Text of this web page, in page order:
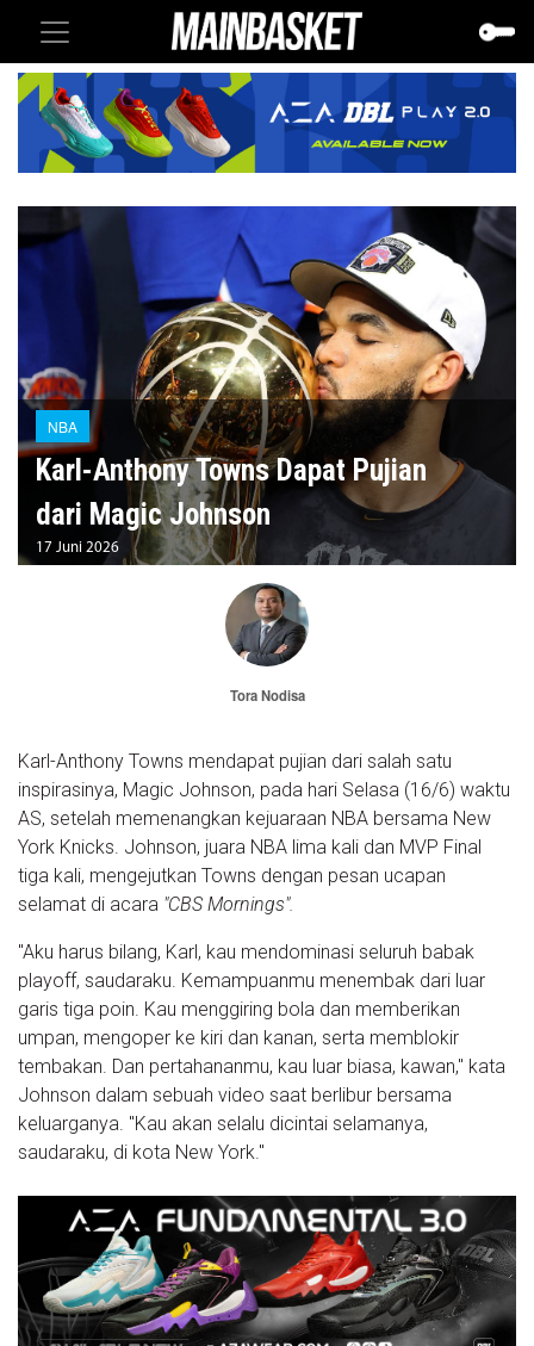
NBA
Karl-Anthony Towns Dapat Pujian
dari Magic Johnson
17 Juni 2026
Tora Nodisa
Karl-Anthony Towns mendapat pujian dari salah satu
inspirasinya, Magic Johnson, pada hari Selasa (16/6) waktu
AS, setelah memenangkan kejuaraan NBA bersama New
York Knicks. Johnson, juara NBA lima kali dan MVP Final
tiga kali, mengejutkan Towns dengan pesan ucapan
selamat di acara "CBS Mornings".
"Aku harus bilang, Karl, kau mendominasi seluruh babak
playoff, saudaraku. Kemampuanmu menembak dari luar
garis tiga poin. Kau menggiring bola dan memberikan
umpan, mengoper ke kiri dan kanan, serta memblokir
tembakan. Dan pertahananmu, kau luar biasa, kawan," kata
Johnson dalam sebuah video saat berlibur bersama
keluarganya. "Kau akan selalu dicintai selamanya,
saudaraku, di kota New York."